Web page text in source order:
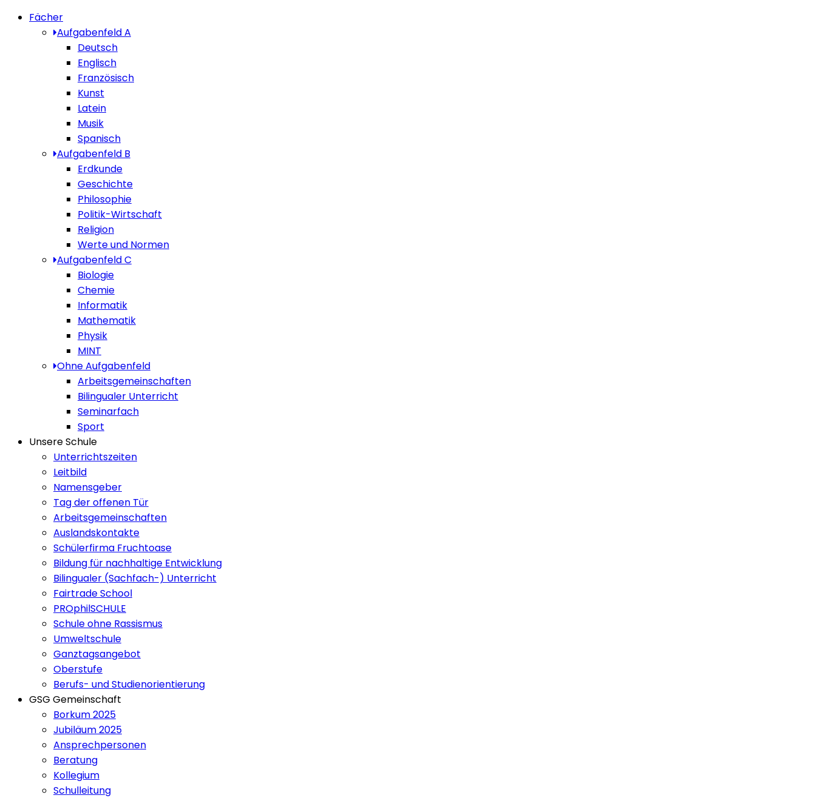
Fächer
Aufgabenfeld A
Deutsch
Englisch
Französisch
Kunst
Latein
Musik
Spanisch
Aufgabenfeld B
Erdkunde
Geschichte
Philosophie
Politik-Wirtschaft
Religion
Werte und Normen
Aufgabenfeld C
Biologie
Chemie
Informatik
Mathematik
Physik
MINT
Ohne Aufgabenfeld
Arbeitsgemeinschaften
Bilingualer Unterricht
Seminarfach
Sport
Unsere Schule
Unterrichtszeiten
Leitbild
Namensgeber
Tag der offenen Tür
Arbeitsgemeinschaften
Auslandskontakte
Schülerfirma Fruchtoase
Bildung für nachhaltige Entwicklung
Bilingualer (Sachfach-) Unterricht
Fairtrade School
PROphilSCHULE
Schule ohne Rassismus
Umweltschule
Ganztagsangebot
Oberstufe
Berufs- und Studienorientierung
GSG Gemeinschaft
Borkum 2025
Jubiläum 2025
Ansprechpersonen
Beratung
Kollegium
Schulleitung